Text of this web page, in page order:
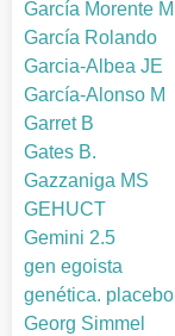
García Morente M
García Rolando
Garcia-Albea JE
García-Alonso M
Garret B
Gates B.
Gazzaniga MS
GEHUCT
Gemini 2.5
gen egoista
genética. placebo
Georg Simmel